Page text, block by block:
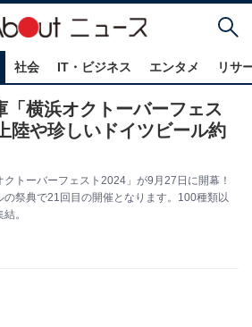
社会 IT・ビジネス エンタメ リサ
「横浜オクトーバーフェス
陸や珍しいドイツビール約
トーバーフェスト2024」が9月27日に開幕！
祭典で21回目の開催となります。100種類以
。